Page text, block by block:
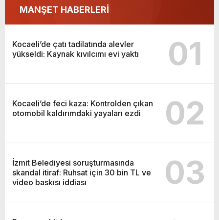
MANŞET HABERLERİ
Kocaeli’de çatı tadilatında alevler
yükseldi: Kaynak kıvılcımı evi yaktı
01
Kocaeli’de feci kaza: Kontrolden çıkan
otomobil kaldırımdaki yayaları ezdi
02
İzmit Belediyesi soruşturmasında
skandal itiraf: Ruhsat için 30 bin TL ve
video baskısı iddiası
03